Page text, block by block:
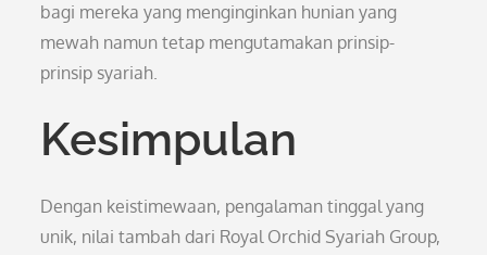
bagi mereka yang menginginkan hunian yang
mewah namun tetap mengutamakan prinsip-
prinsip syariah.
Kesimpulan
Dengan keistimewaan, pengalaman tinggal yang
unik, nilai tambah dari Royal Orchid Syariah Group,